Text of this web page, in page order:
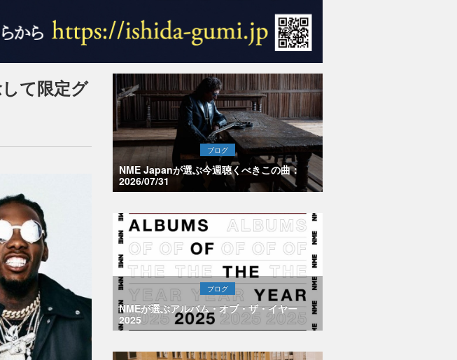
て限定グ
ブログ
NME Japanが選ぶ今週聴くべきこの曲：
2026/07/31
ブログ
NMEが選ぶアルバム・オブ・ザ・イヤー
2025